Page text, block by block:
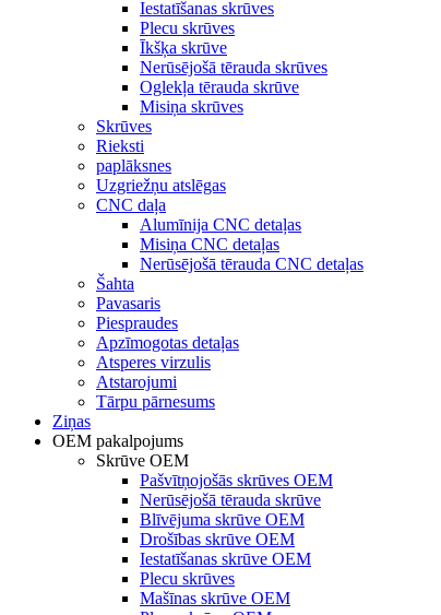
Iestatīšanas skrūves
Plecu skrūves
Īkšķa skrūve
Nerūsējošā tērauda skrūves
Oglekļa tērauda skrūve
Misiņa skrūves
Skrūves
Rieksti
paplāksnes
Uzgriežņu atslēgas
CNC daļa
Alumīnija CNC detaļas
Misiņa CNC detaļas
Nerūsējošā tērauda CNC detaļas
Šahta
Pavasaris
Piespraudes
Apzīmogotas detaļas
Atsperes virzulis
Atstarojumi
Tārpu pārnesums
Ziņas
OEM pakalpojums
Skrūve OEM
Pašvītņojošās skrūves OEM
Nerūsējošā tērauda skrūve
Blīvējuma skrūve OEM
Drošības skrūve OEM
Iestatīšanas skrūve OEM
Plecu skrūves
Mašīnas skrūve OEM